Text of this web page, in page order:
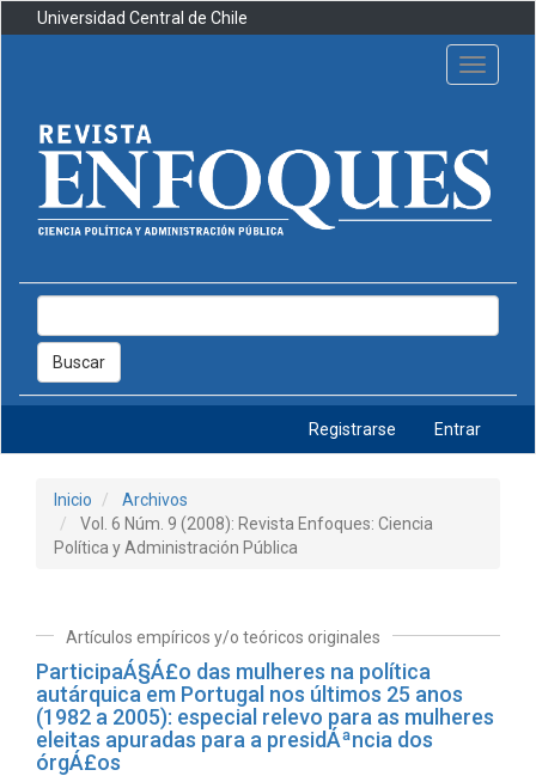
Navegación
principal
lateral
Universidad Central de Chile
Toggle
Buscar
Registrarse Entrar
Inicio
Archivos
Vol. 6 Núm. 9 (2008): Revista Enfoques: Ciencia
Política y Administración Pública
Artículos empíricos y/o teóricos originales
ParticipaÁ§Á£o das mulheres na política
autárquica em Portugal nos últimos 25 anos
(1982 a 2005): especial relevo para as mulheres
eleitas apuradas para a presidÁªncia dos
órgÁ£os